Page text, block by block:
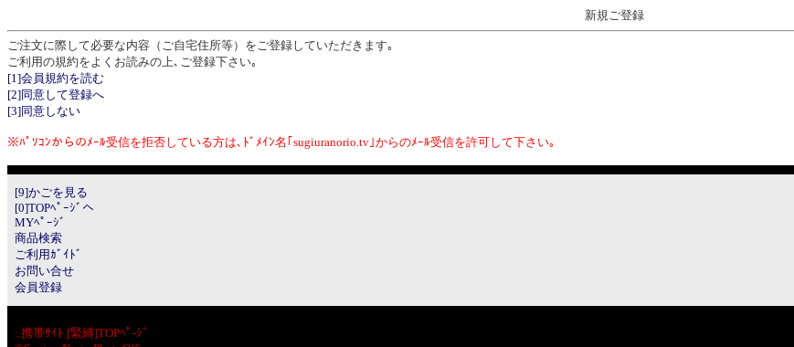
新規ご登録
ご注文に際して必要な内容（ご自宅住所等）をご登録していただきます｡
ご利用の規約をよくお読みの上､ご登録下さい｡
[1]会員規約を読む
[2]同意して登録へ
[3]同意しない
※ﾊﾟｿｺﾝからのﾒｰﾙ受信を拒否している方は､ﾄﾞﾒｲﾝ名｢sugiuranorio.tv｣からのﾒｰﾙ受信を許可して下さい｡
[9]かごを見る
[0]TOPﾍﾟｰｼﾞへ
MYﾍﾟｰｼﾞ
商品検索
ご利用ｶﾞｲﾄﾞ
お問い合せ
会員登録
:.携帯ｻｲﾄ [緊縛]TOPﾍﾟ-ｼﾞ